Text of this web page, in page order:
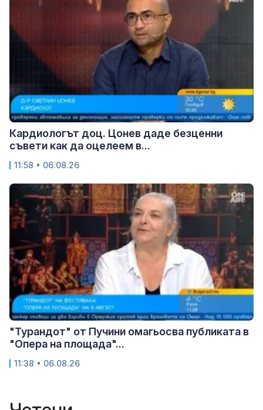
Кардиологът доц. Цонев даде безценни
съвети как да оцелеем в...
11:58 • 06.08.26
"Турандот" от Пучини омагьосва публиката в
"Опера на площада"...
11:38 • 06.08.26